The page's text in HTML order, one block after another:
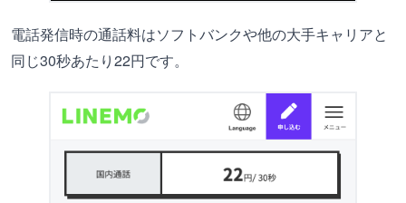
電話発信時の通話料はソフトバンクや他の大手キャリアと
同じ30秒あたり22円です。